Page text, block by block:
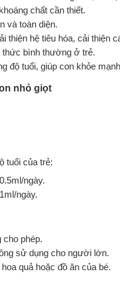
chất cần thiết.
và toàn diện.
thiện hệ tiêu hóa, cải thiện
thức bình thường ở trẻ.
độ tuổi, giúp con khỏe
nhỏ giọt
tuổi của trẻ:
ngày.
ngày.
cho phép.
sử dụng cho người lớn.
quả hoặc đồ ăn của bé.